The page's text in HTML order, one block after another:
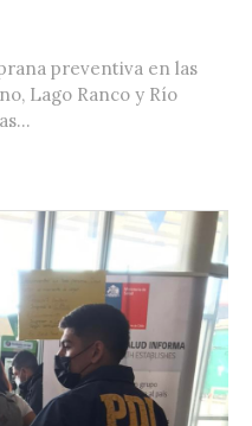
preventiva en las
Lago Ranco y Río